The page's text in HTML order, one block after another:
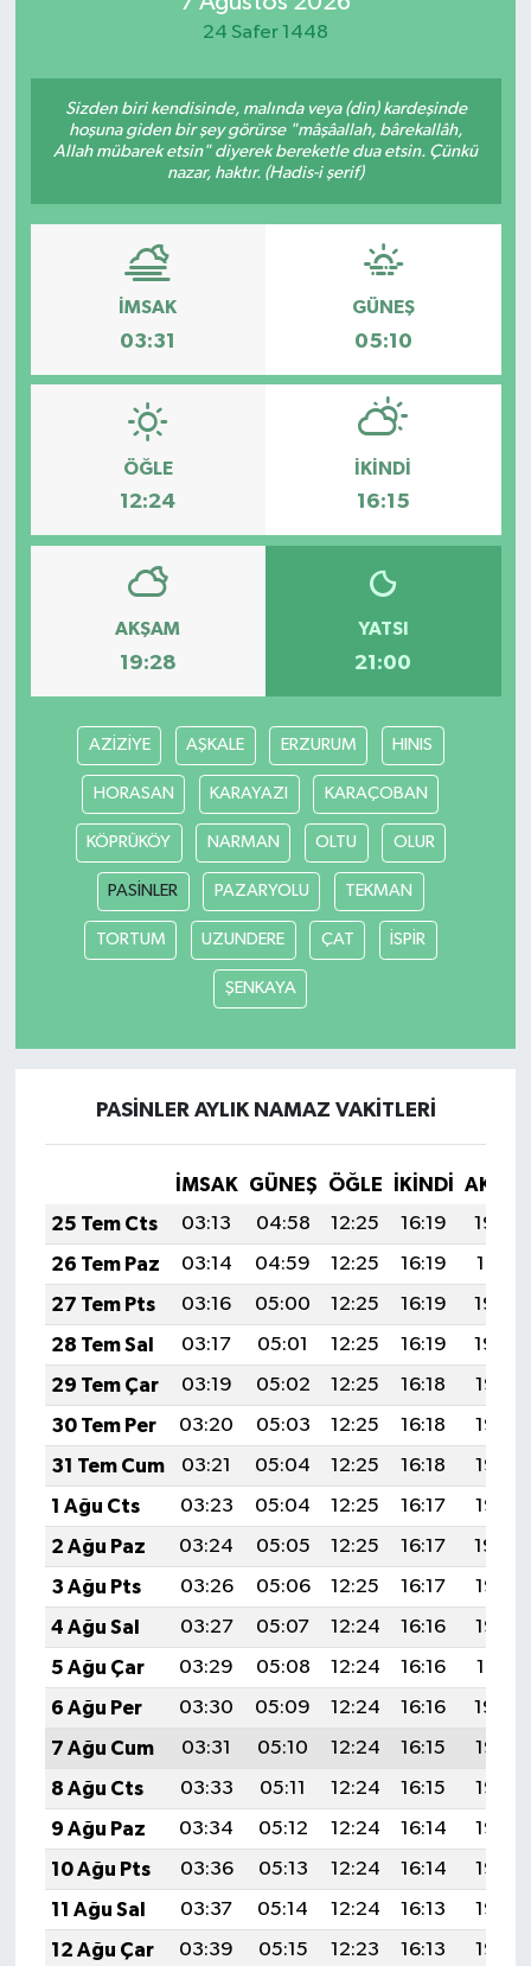
24 Safer 1448
Sizden biri kendisinde, malında veya (din) kardeşinde
hoşuna giden bir şey görürse "mâşâallah, bârekallâh,
Allah mübarek etsin" diyerek bereketle dua etsin. Çünkü
nazar, haktır. (Hadis-i şerif)
İMSAK
03:31
GÜNEŞ
05:10
ÖĞLE
12:24
İKINDI
16:15
AKŞAM
19:28
YATSI
21:00
AZİZİYE AŞKALE ERZURUM HINIS
HORASAN KARAYAZI KARAÇOBAN
KÖPRÜKÖY NARMAN OLTU OLUR
PASİNLER PAZARYOLU TEKMAN
TORTUM UZUNDERE ÇAT İSPİR
ŞENKAYA
PASİNLER AYLIK NAMAZ VAKITLERI
İMSAK GÜNEŞ ÖĞLE İKINDI
25 Tem Cts
03:13 04:58 12:25 16:19
19:42
26 Tem Paz
03:14 04:59 12:25 16:19
19:41
27 Tem Pts
03:16 05:00 12:25 16:19
19:40
28 Tem Sal
03:17 05:01 12:25 16:19
19:39
29 Tem Çar
03:19 05:02 12:25 16:18
19:38
30 Tem Per
03:20 05:03 12:25 16:18
19:37
31 Tem Cum
03:21 05:04 12:25 16:18
19:36
1 Ağu Cts
03:23 05:04 12:25 16:17
19:35
2 Ağu Paz
03:24 05:05 12:25 16:17
19:34
3 Ağu Pts
03:26 05:06 12:25 16:17
19:33
4 Ağu Sal
03:27 05:07 12:24 16:16
19:32
5 Ağu Çar
03:29 05:08 12:24 16:16
19:31
6 Ağu Per
03:30 05:09 12:24 16:16
19:29
7 Ağu Cum
03:31 05:10 12:24 16:15
19:28
8 Ağu Cts
03:33 05:11 12:24 16:15
19:27
9 Ağu Paz
03:34 05:12 12:24 16:14
19:26
10 Ağu Pts
03:36 05:13 12:24 16:14
19:25
11 Ağu Sal
03:37 05:14 12:24 16:13
19:23
12 Ağu Çar
03:39 05:15 12:23 16:13
19:22
Sağlık
Siyaset
Spor
Gizlilik Sözleşmesi
İletişim